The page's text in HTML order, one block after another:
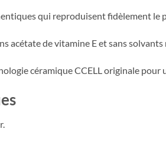
qui reproduisent fidèlement le
acétate de vitamine E et sans solvants
céramique CCELL originale